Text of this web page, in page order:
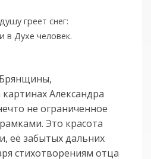
греет снег:
в Духе человек.
Александра
не ограниченное
Это красота
её забытых дальних
стихотворениям отца